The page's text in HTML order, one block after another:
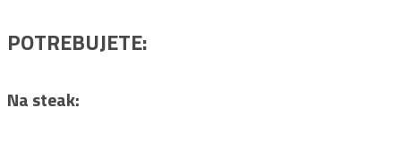
POTREBUJETE:
Na steak: